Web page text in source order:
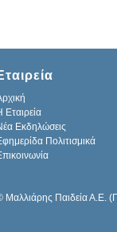
Εταιρεία
Εκδηλώσεις
Πολιτισμικά
Μαλλιάρης Παιδεία Α.Ε.